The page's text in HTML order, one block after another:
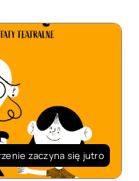
zaczyna się jutro